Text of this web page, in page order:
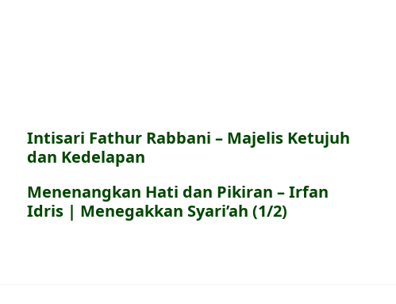
Intisari Fathur Rabbani – Majelis Ketujuh
dan Kedelapan
Menenangkan Hati dan Pikiran – Irfan
Idris | Menegakkan Syari’ah (1/2)